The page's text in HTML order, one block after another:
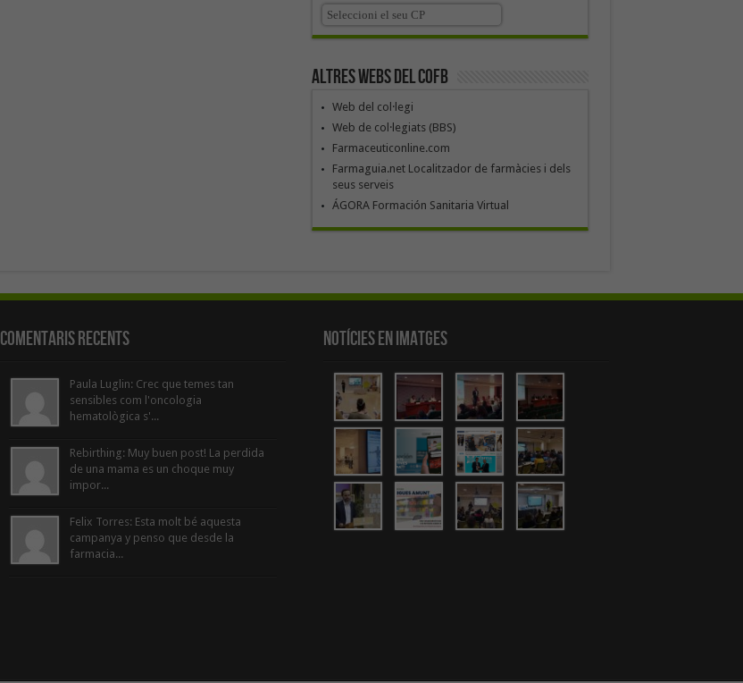
Altres webs del COFB
Web del col·legi
Web de col·legiats (BBS)
Farmaceuticonline.com
Farmaguia.net Localitzador de farmàcies i dels
seus serveis
ÁGORA Formación Sanitaria Virtual
Comentaris Recents
Paula Luglin: Crec que temes tan
sensibles com l'oncologia
hematològica s'...
Rebirthing: Muy buen post! La perdida
de una mama es un choque muy
impor...
Felix Torres: Esta molt bé aquesta
campanya y penso que desde la
farmacia...
Notícies en Imatges